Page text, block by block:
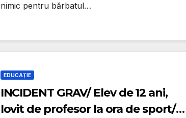
nimic pentru bărbatul…
EDUCAȚIE
INCIDENT GRAV/ Elev de 12 ani,
lovit de profesor la ora de sport/